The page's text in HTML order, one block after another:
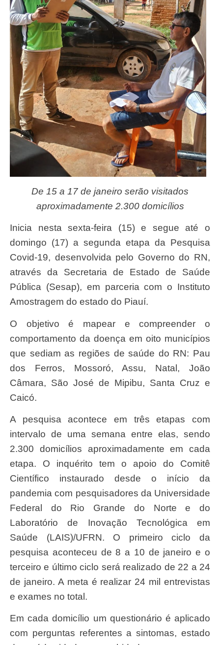
De 15 a 17 de janeiro serão visitados
aproximadamente 2.300 domicílios
Inicia nesta sexta-feira (15) e segue até o
domingo (17) a segunda etapa da Pesquisa
Covid-19, desenvolvida pelo Governo do RN,
através da Secretaria de Estado de Saúde
Pública (Sesap), em parceria com o Instituto
Amostragem do estado do Piauí.
O objetivo é mapear e compreender o
comportamento da doença em oito municípios
que sediam as regiões de saúde do RN: Pau
dos Ferros, Mossoró, Assu, Natal, João
Câmara, São José de Mipibu, Santa Cruz e
Caicó.
A pesquisa acontece em três etapas com
intervalo de uma semana entre elas, sendo
2.300 domicílios aproximadamente em cada
etapa. O inquérito tem o apoio do Comitê
Científico instaurado desde o início da
pandemia com pesquisadores da Universidade
Federal do Rio Grande do Norte e do
Laboratório de Inovação Tecnológica em
Saúde (LAIS)/UFRN. O primeiro ciclo da
pesquisa aconteceu de 8 a 10 de janeiro e o
terceiro e último ciclo será realizado de 22 a 24
de janeiro. A meta é realizar 24 mil entrevistas
e exames no total.
Em cada domicílio um questionário é aplicado
com perguntas referentes a sintomas, estado